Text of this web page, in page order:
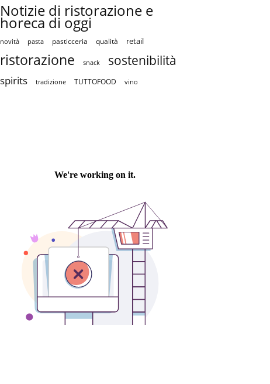
Notizie di ristorazione e
horeca di oggi
novità pasta pasticceria qualità retail
ristorazione snack sostenibilità
spirits tradizione TUTTOFOOD vino